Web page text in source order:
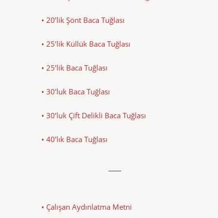
• 20’lik Şönt Baca Tuğlası
• 25’lik Küllük Baca Tuğlası
• 25’lik Baca Tuğlası
• 30’luk Baca Tuğlası
• 30’luk Çift Delikli Baca Tuğlası
• 40’lık Baca Tuğlası
• Çalışan Aydınlatma Metni